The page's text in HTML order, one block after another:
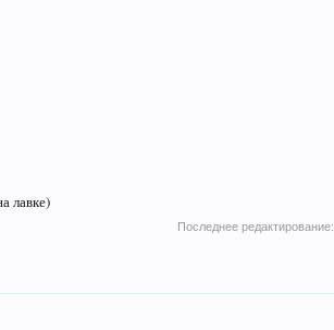
лавке)
Последнее редактирование: